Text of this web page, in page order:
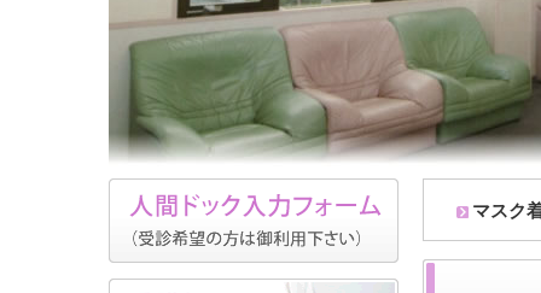
マスク